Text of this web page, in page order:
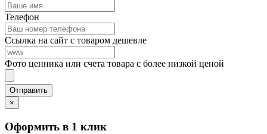
Телефон
Ссылка на сайт с товаром дешевле
Фото ценника или счета товара с более низкой ценой
×
Оформить в 1 клик